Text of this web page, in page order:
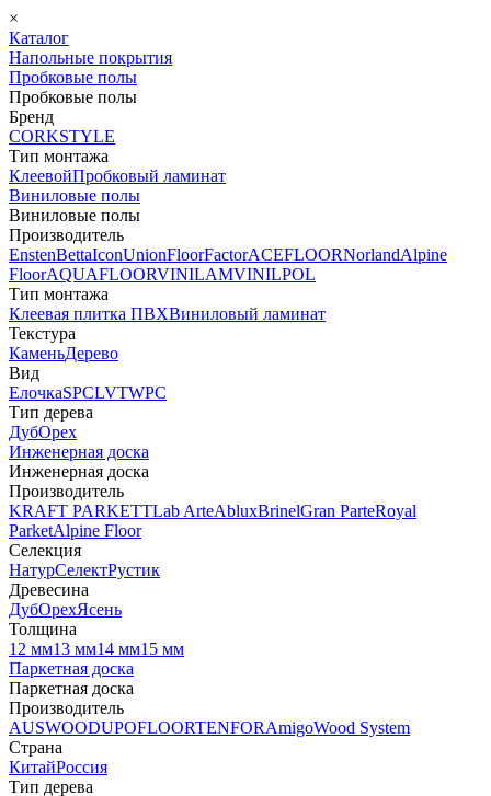
×
Каталог
Напольные покрытия
Пробковые полы
Пробковые полы
Бренд
CORKSTYLE
Тип монтажа
КлеевойПробковый ламинат
Виниловые полы
Виниловые полы
Производитель
EnstenBettaIconUnionFloorFactorACEFLOORNorlandAlpine
FloorAQUAFLOORVINILAMVINILPOL
Тип монтажа
Клеевая плитка ПВХВиниловый ламинат
Текстура
КаменьДерево
Вид
ЕлочкаSPCLVTWPC
Тип дерева
ДубОрех
Инженерная доска
Инженерная доска
Производитель
KRAFT PARKETTLab ArteAbluxBrinelGran ParteRoyal
ParketAlpine Floor
Селекция
НатурСелектРустик
Древесина
ДубОрехЯсень
Толщина
12 мм13 мм14 мм15 мм
Паркетная доска
Паркетная доска
Производитель
AUSWOODUPOFLOORTENFORAmigoWood System
Страна
КитайРоссия
Тип дерева